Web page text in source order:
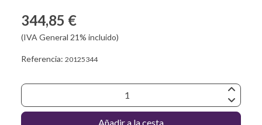
344,85 €
(IVA General 21% incluido)
Referencia: 20125344
Añadir a la cesta